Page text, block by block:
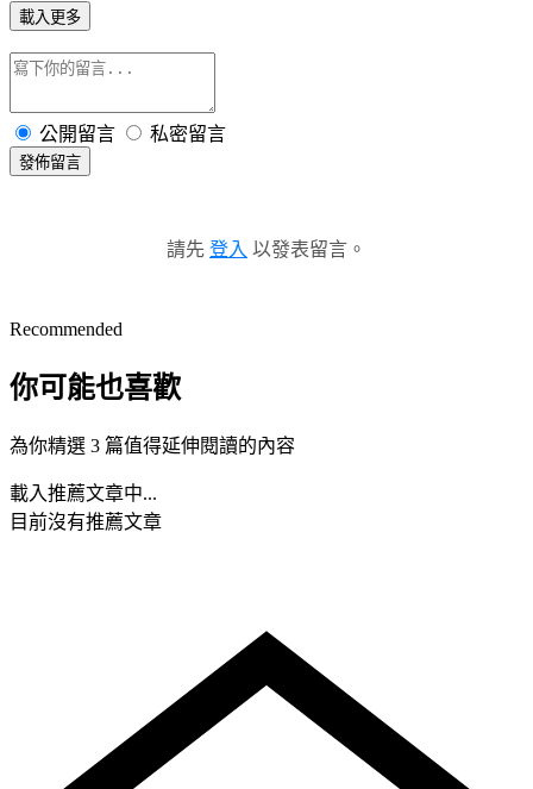
載入更多
公開留言 私密留言
發佈留言
請先 登入 以發表留言。
Recommended
你可能也喜歡
為你精選 3 篇值得延伸閱讀的內容
載入推薦文章中...
目前沒有推薦文章